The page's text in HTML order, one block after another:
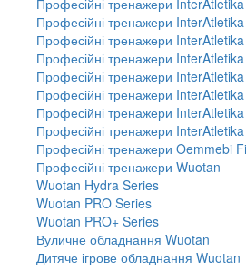
Професійні тренажери InterAtletika
Професійні тренажери
Професійні тренажери InterAtletika
Професійні тренажери InterAtletika
Професійні тренажери InterAtletika
Професійні тренажери InterAtletika
Професійні тренажери InterAtletika
Професійні тренажери Oemmebi
Професійні тренажери Wuotan
Wuotan Hydra Series
Wuotan PRO Series
Wuotan PRO+ Series
Вуличне обладнання Wuotan
Дитяче ігрове обладнання Wuotan